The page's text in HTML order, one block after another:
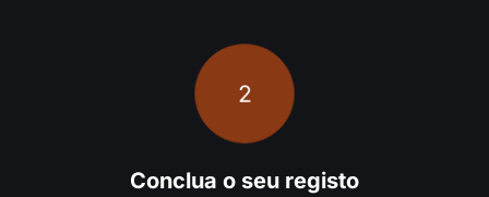
2
Conclua o seu registo